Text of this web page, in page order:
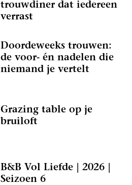
trouwdiner dat iedereen
verrast
Doordeweeks trouwen:
de voor- én nadelen die
niemand je vertelt
Grazing table op je
bruiloft
B&B Vol Liefde | 2026 |
Seizoen 6